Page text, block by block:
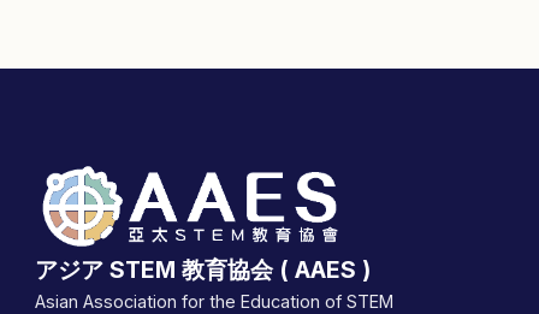
アジア STEM 教育協会 ( AAES )
Asian Association for the Education of STEM